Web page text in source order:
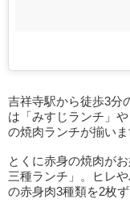
吉祥寺駅から徒歩3分
は「みすじランチ」
の焼肉ランチが揃いま
とくに赤身の焼肉が
三種ランチ」。ヒレ
の赤身肉3種類を2枚ず